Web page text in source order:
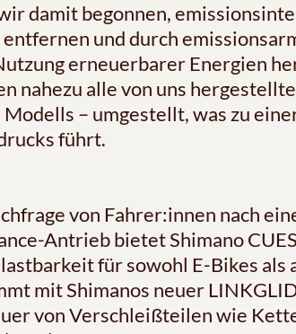
damit begonnen,
und durch
erneuerbarer Energien
nahezu alle von uns
– umgestellt, was zu
führt.
von Fahrer:innen nach
Antrieb bietet Shimano
für sowohl E-Bikes als
mit Shimanos neuer
von Verschleißteilen wie